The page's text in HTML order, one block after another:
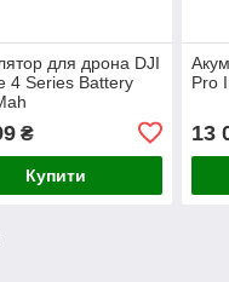
для дрона DJI
4 Series Battery
/01)
₴
Купити
Pro
13